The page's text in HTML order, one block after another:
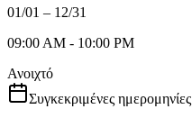
01/01 – 12/31
09:00 AM - 10:00 PM
Ανοιχτό
Συγκεκριμένες ημερομηνίες